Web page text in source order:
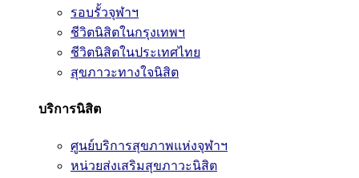
รอบรั้วจุฬาฯ
ชีวิตนิสิตในกรุงเทพฯ
ชีวิตนิสิตในประเทศไทย
สุขภาวะทางใจนิสิต
บริการนิสิต
ศูนย์บริการสุขภาพแห่งจุฬาฯ
หน่วยส่งเสริมสุขภาวะนิสิต